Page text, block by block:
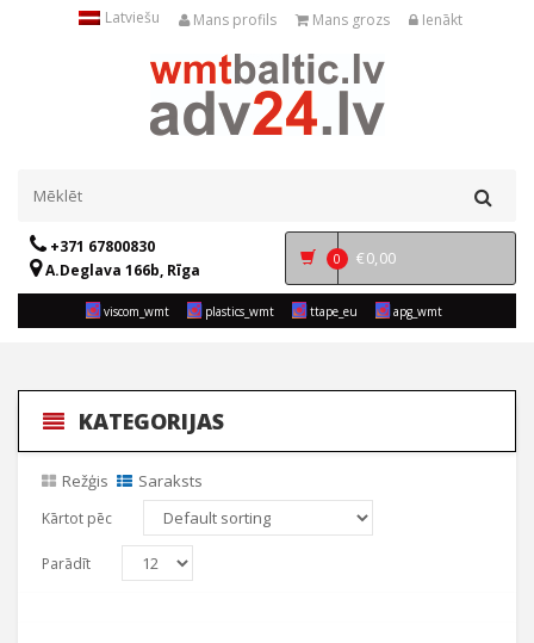
Latviešu Mans profils Mans grozs Ienākt
+371 67800830
A.Deglava 166b, Rīga
0 €0,00
viscom_wmt plastics_wmt ttape_eu apg_wmt
KATEGORIJAS
Režģis Saraksts
Kārtot pēc
Parādīt